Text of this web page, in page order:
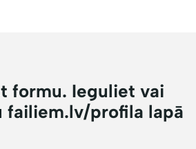
formu. Ieguliet vai
failiem.lv/profila lapā